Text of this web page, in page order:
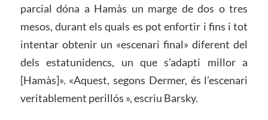
parcial dóna a Hamàs un marge de dos o tres
mesos, durant els quals es pot enfortir i fins i tot
intentar obtenir un «escenari final» diferent del
dels estatunidencs, un que s’adapti millor a
[Hamàs]». «Aquest, segons Dermer, és l’escenari
veritablement perillós », escriu Barsky.